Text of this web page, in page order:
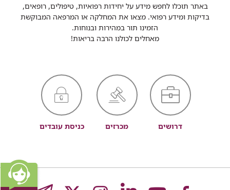
באתר תוכלו לחפש מידע על יחידות רפואיות, טיפולים, רופאים,
בדיקות ומידע רפואי. מצאו את המחלקה או המרפאה המבוקשת
הזמינו תור במהירות ובנוחות.
מאחלים לכולנו הרבה בריאות!
דרושים מכרזים כניסת עובדים